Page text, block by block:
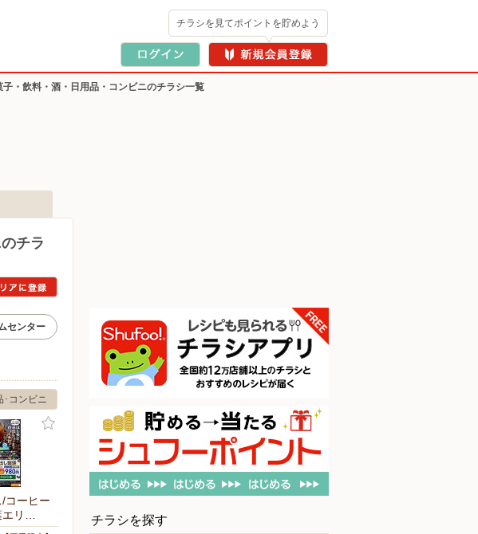
チラシを見てポイントを貯めよう
子・飲料・酒・日用品・コンビニのチラシ一覧
チラ
センター
･コンビニ
コーヒー
リ…
チラシを探す